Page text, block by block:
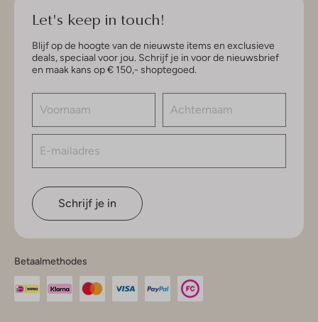
Let's keep in touch!
Blijf op de hoogte van de nieuwste items en exclusieve
deals, speciaal voor jou. Schrijf je in voor de nieuwsbrief
en maak kans op € 150,- shoptegoed.
Schrijf je in
Betaalmethodes